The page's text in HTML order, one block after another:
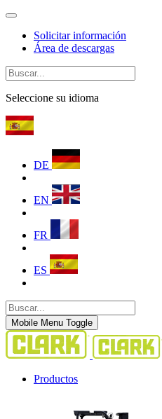
Solicitar información
Área de descargas
Seleccione su idioma
DE
EN
FR
ES
Mobile Menu Toggle
Productos